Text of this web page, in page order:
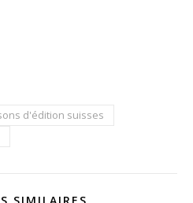
d'édition suisses